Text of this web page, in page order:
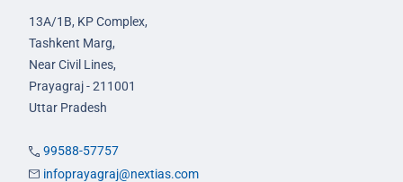
13A/1B, KP Complex,
Tashkent Marg,
Near Civil Lines,
Prayagraj - 211001
Uttar Pradesh
99588-57757
infoprayagraj@nextias.com